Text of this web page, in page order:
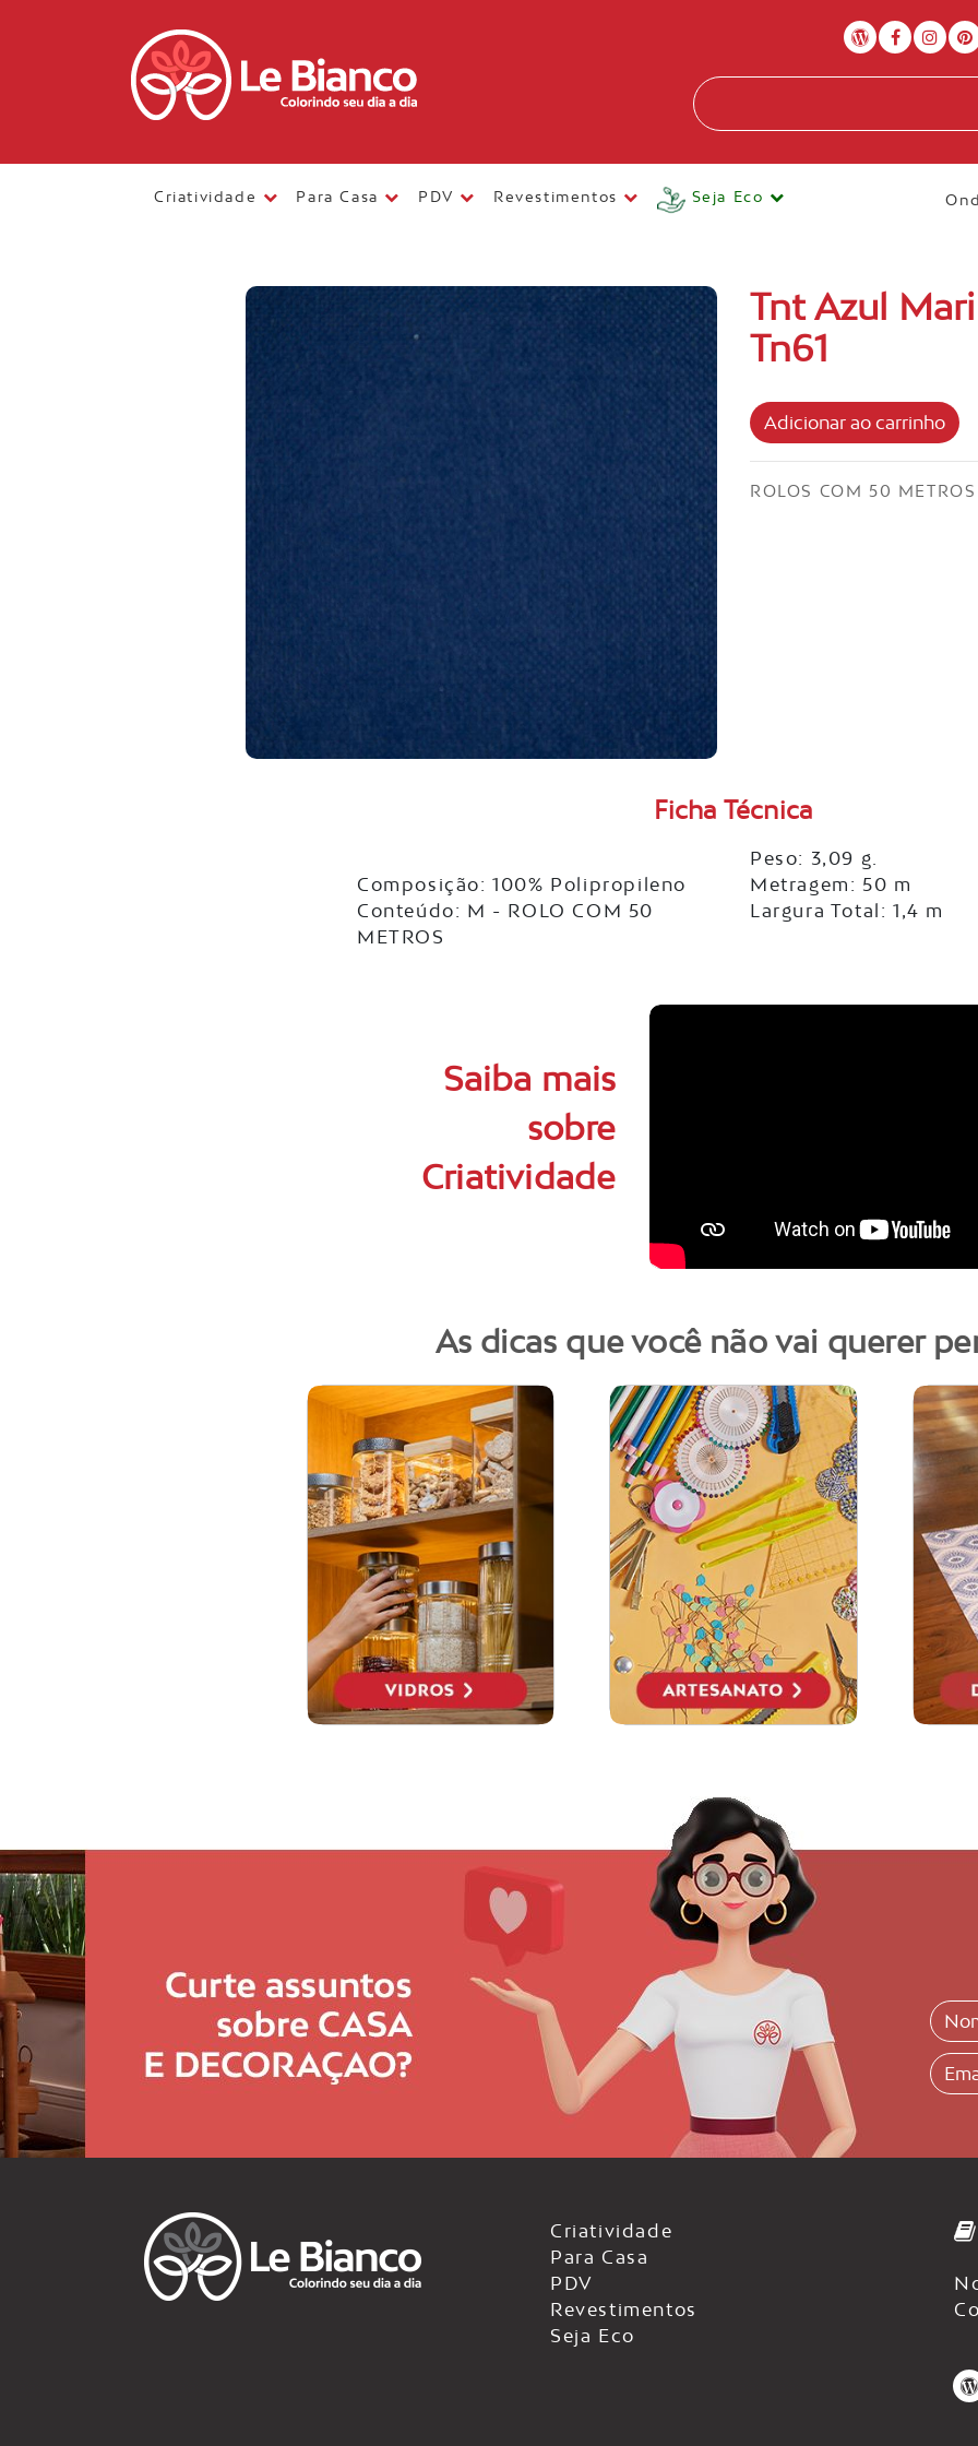
Criatividade Para Casa PDV Revestimentos Seja Eco
Tnt Azul
Tn61
ROLOS COM 50 METROS
Ficha Técnica
Composição: 100% Polipropileno
Conteúdo: M - ROLO COM 50
METROS
Peso: 3,09 g.
Metragem: 50 m
Largura Total: 1,4 m
Saiba mais
sobre
Criatividade
As dicas que você não vai querer
Criatividade
Para Casa
PDV
Revestimentos
Seja Eco